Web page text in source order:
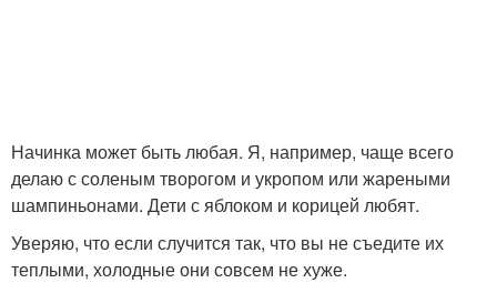
Начинка может быть любая. Я, например, чаще всего
делаю с соленым творогом и укропом или жареными
шампиньонами. Дети с яблоком и корицей любят.
Уверяю, что если случится так, что вы не съедите их
теплыми, холодные они совсем не хуже.